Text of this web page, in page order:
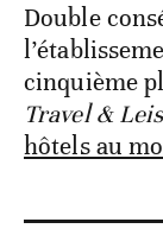
Double
cinquième
Travel &
hôtels au